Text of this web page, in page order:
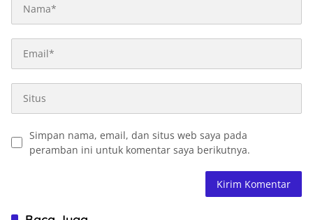
Simpan nama, email, dan situs web saya pada
peramban ini untuk komentar saya berikutnya.